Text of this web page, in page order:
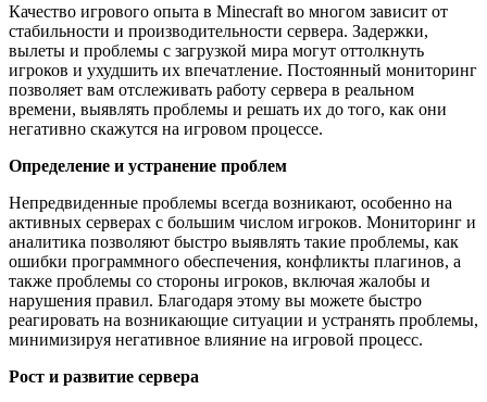
Качество игрового опыта в Minecraft во многом зависит от
стабильности и производительности сервера. Задержки,
вылеты и проблемы с загрузкой мира могут оттолкнуть
игроков и ухудшить их впечатление. Постоянный мониторинг
позволяет вам отслеживать работу сервера в реальном
времени, выявлять проблемы и решать их до того, как они
негативно скажутся на игровом процессе.
Определение и устранение проблем
Непредвиденные проблемы всегда возникают, особенно на
активных серверах с большим числом игроков. Мониторинг и
аналитика позволяют быстро выявлять такие проблемы, как
ошибки программного обеспечения, конфликты плагинов, а
также проблемы со стороны игроков, включая жалобы и
нарушения правил. Благодаря этому вы можете быстро
реагировать на возникающие ситуации и устранять проблемы,
минимизируя негативное влияние на игровой процесс.
Рост и развитие сервера